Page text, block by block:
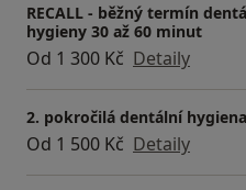
RECALL - běžný termín
hygieny 30 až 60 minut
Od 1 300 Kč Detaily
2. pokročilá dentální
Od 1 500 Kč Detaily